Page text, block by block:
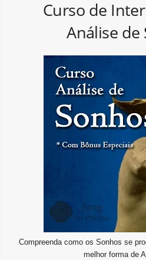
Curso de
Análise de
Compreenda como os Sonhos se
melhor forma de